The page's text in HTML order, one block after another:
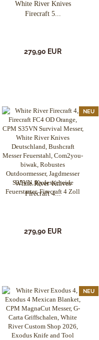
White River Knives
Firecraft 5...
279,90 EUR
NEU
White River Knives
Firecraft 4...
279,90 EUR
NEU